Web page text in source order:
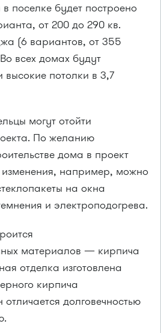
поселке будет построено
от 200 до 290 кв.
(6 вариантов, от 355
всех домах будут
потолки в 3,7
могут отойти
По желанию
дома в проект
изменения, например, можно
на окна
и электроподогрева.
материалов — кирпича
отделка изготовлена
кирпича
долговечностью